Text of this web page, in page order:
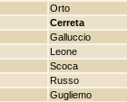
Orto
Cerreta
Galluccio
Leone
Scoca
Russo
Gugliemo